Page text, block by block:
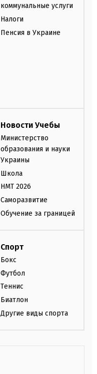
коммунальные услуги
Налоги
Пенсия в Украине
Новости Учебы
Министерство
образования и науки
Украины
Школа
НМТ 2026
Саморазвитие
Обучение за границей
Спорт
Бокс
Футбол
Теннис
Биатлон
Другие виды спорта